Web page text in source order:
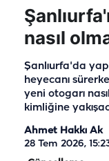
nasıl
Şanlıurfa'da
heyecanı
yeni otogarı
kimliğine
Ahmet Hakkı Ak
28 Tem 2026,